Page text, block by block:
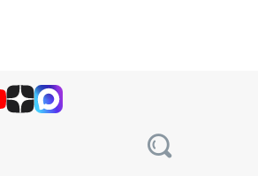
search term